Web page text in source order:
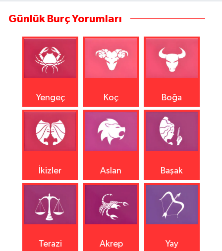
Günlük Burç Yorumları
Yengeç Koç Boğa
İkizler Aslan Başak
Terazi Akrep Yay